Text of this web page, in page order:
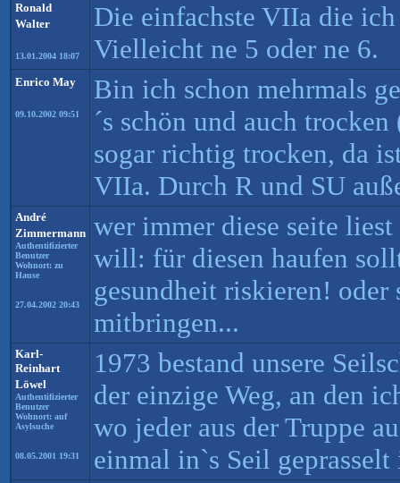
Ronald
Walter
13.01.2004 18:07
Die einfachste VIIa die
Vielleicht ne 5 oder ne 6.
Enrico May
09.10.2002 09:51
Bin ich schon mehrmals
´s schön und auch
sogar richtig trocken, da
VIIa. Durch R und SU
André
Zimmermann
Authentifizierter
Benutzer
Wohnort: zu
Hause
27.04.2002 20:43
wer immer diese seite
will: für diesen haufen
gesundheit riskieren! oder
mitbringen...
Karl-
Reinhart
Löwel
Authentifizierter
Benutzer
Wohnort: auf
Asylsuche
08.05.2001 19:31
1973 bestand unsere
der einzige Weg, an den
wo jeder aus der Truppe
einmal in`s Seil geprasselt